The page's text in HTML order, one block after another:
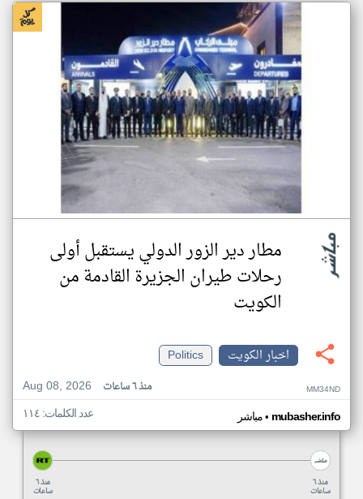
مطار دير الزور الدولي يستقبل أولى
رحلات طيران الجزيرة ‏القادمة من
الكويت
اخبار الكويت
Politics
Aug 08, 2026
منذ ٦ ساعات MM34ND
مباشر• mubasher.info عدد الكلمات: ١١٤
منذ ٦
ساعات
منذ ٦
ساعات